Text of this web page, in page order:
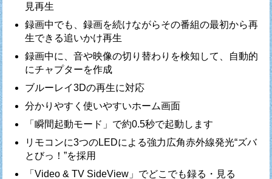
見再生
録画中でも、録画を続けながらその番組の最初から再
生できる追いかけ再生
録画中に、音や映像の切り替わりを検知して、自動的
にチャプターを作成
ブルーレイ3Dの再生に対応
分かりやすく使いやすいホーム画面
「瞬間起動モード」で約0.5秒で起動します
リモコンに3つのLEDによる強力広角赤外線発光“ズバ
とびっ！”を採用
「Video & TV SideView」でどこでも録る・見る